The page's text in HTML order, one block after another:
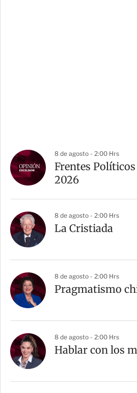
8 de agosto - 2:00 Hrs
Frentes
2026
8 de agosto - 2:00 Hrs
La Cristiada
8 de agosto - 2:00 Hrs
Pragmatismo
8 de agosto - 2:00 Hrs
Hablar con los